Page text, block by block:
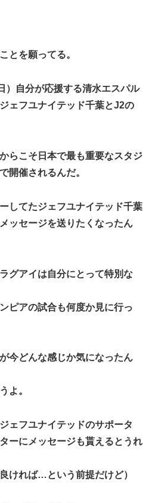
とを願ってる。
）自分が応援する清水エスパル
ェフユナイテッド千葉とJ2の
らこそ日本で最も重要なスタジ
開催されるんだ。
してたジェフユナイテッド千葉
ッセージを送りたくなったん
グアイは自分にとって特別な
ピアの試合も何度か見に行っ
今どんな感じか気になったん
よ。
ェフユナイテッドのサポータ
ーにメッセージも貰えるとうれ
ければ…という前提だけど）